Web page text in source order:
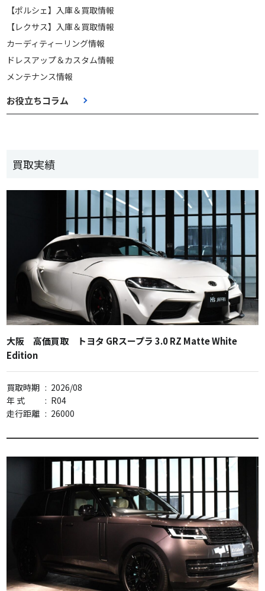
【ポルシェ】入庫＆買取情報
【レクサス】入庫＆買取情報
カーディティーリング情報
ドレスアップ＆カスタム情報
メンテナンス情報
お役立ちコラム
買取実績
大阪 高価買取 トヨタ GRスープラ 3.0 RZ Matte White
Edition
買取時期 : 2026/08
年 式
: R04
走行距離 : 26000